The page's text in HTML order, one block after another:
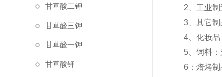
甘草酸二钾
甘草酸三钾
甘草酸一钾
甘草酸钾
2、工业
3、其它
4、化妆
5、饲料
6：焙烤